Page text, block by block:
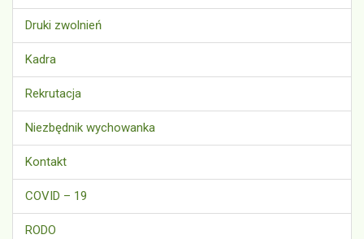
Druki zwolnień
Kadra
Rekrutacja
Niezbędnik wychowanka
Kontakt
COVID – 19
RODO